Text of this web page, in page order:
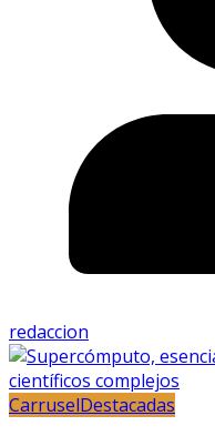
redaccion
CarruselDestacadas